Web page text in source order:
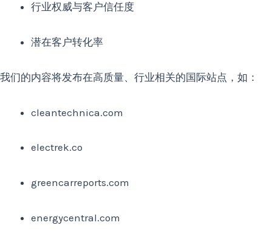
行业权威与客户信任度
潜在客户转化率
我们的内容将发布在高质量、行业相关的国际站点，如：
cleantechnica.com
electrek.co
greencarreports.com
energycentral.com